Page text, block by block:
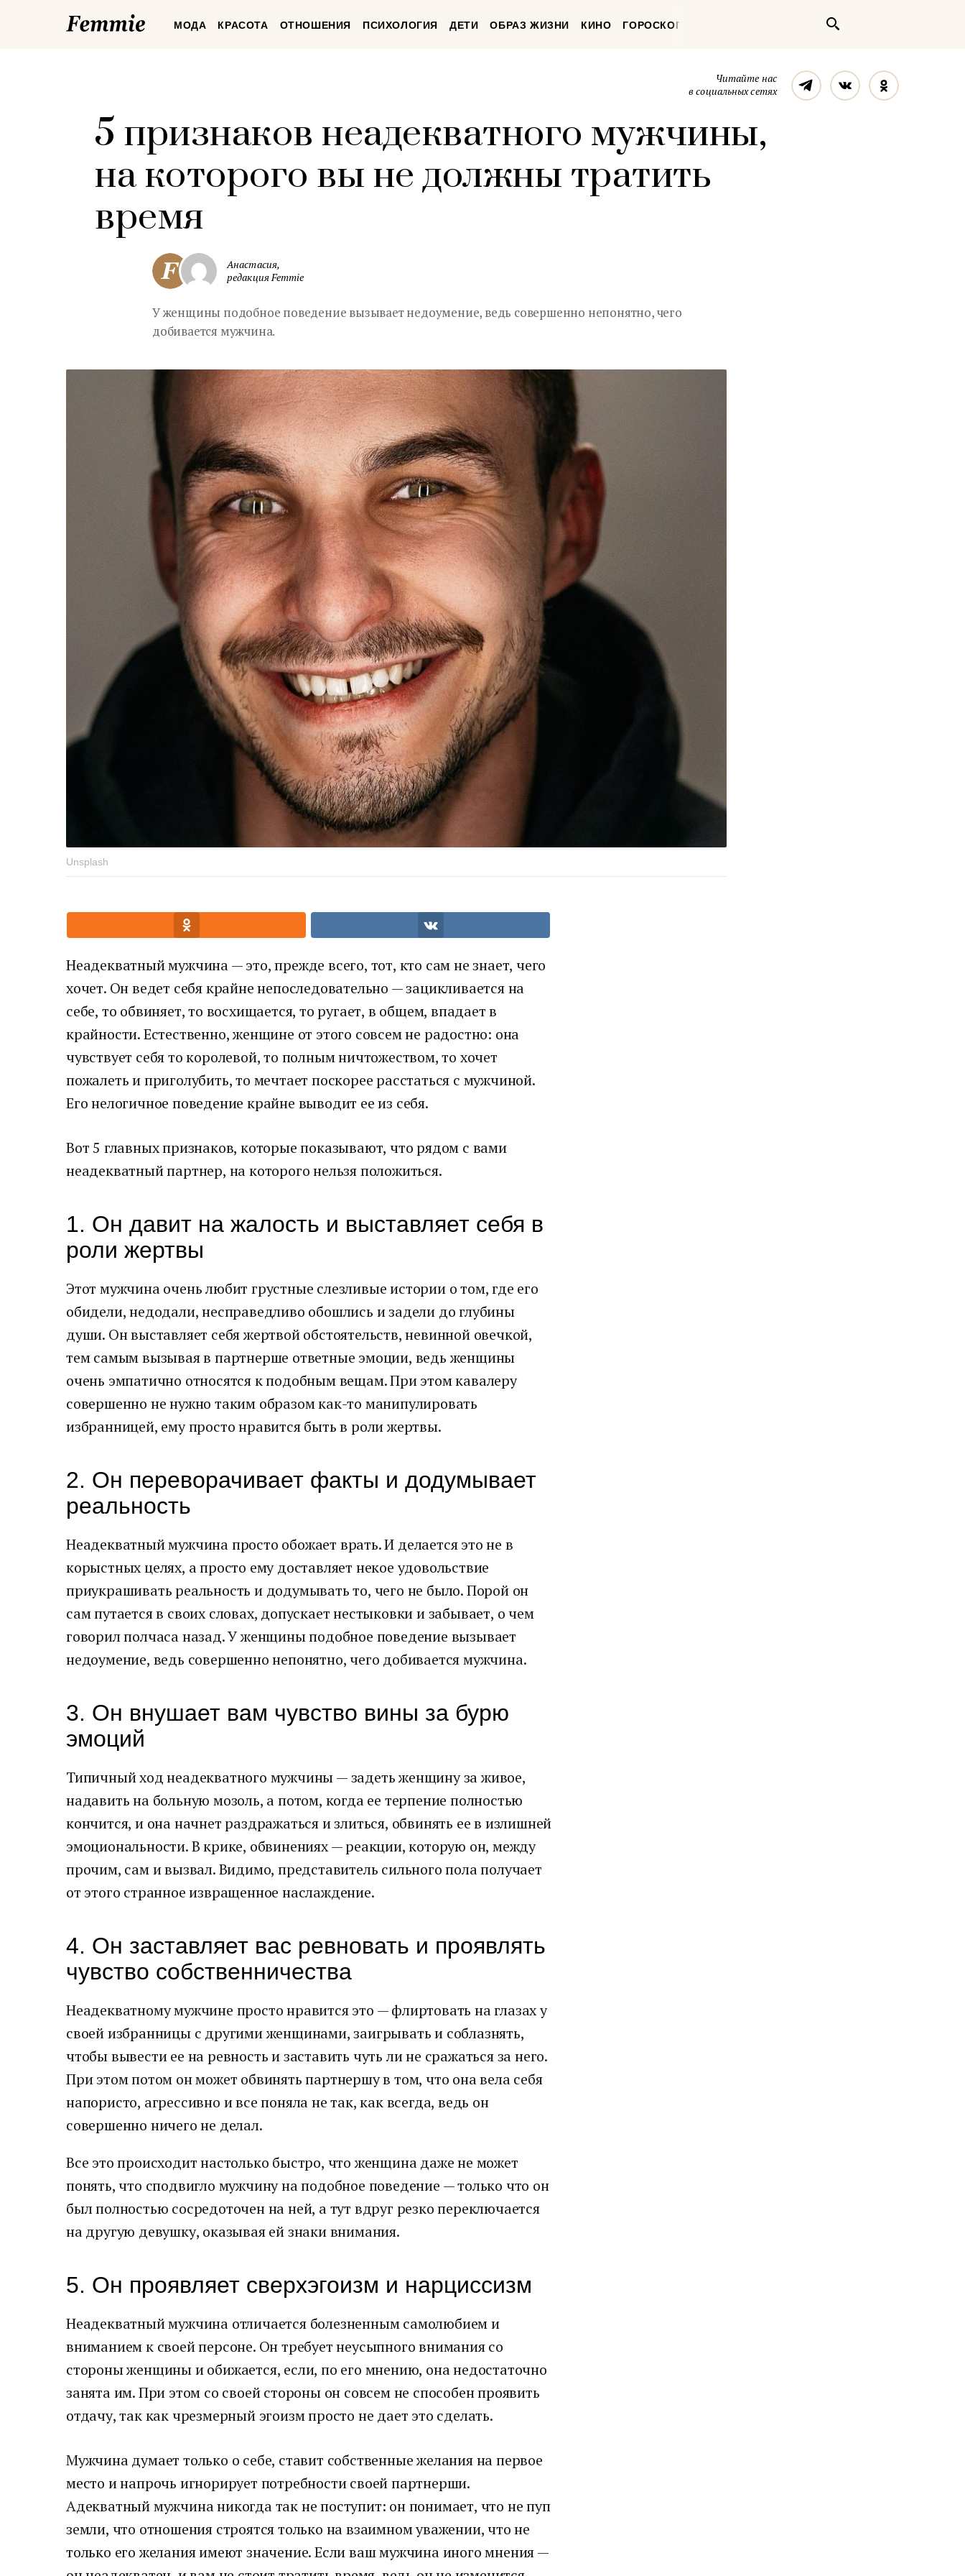
FemmieМОДА КРАСОТА ОТНОШЕНИЯ ПСИХОЛОГИЯ ДЕТИ ОБРАЗ ЖИЗНИ КИНО ГОРОСКОП
Читайте нас
в социальных сетях
ТелеграмВконтакте
5 признаков неадекватного мужчины,
на которого вы не должны тратить
время
Анастасия,
редакция Femmie
У женщины подобное поведение вызывает недоумение, ведь совершенно непонятно, чего
добивается мужчина.
Unsplash
Неадекватный мужчина — это, прежде всего, тот, кто сам не знает, чего
хочет. Он ведет себя крайне непоследовательно — зацикливается на
себе, то обвиняет, то восхищается, то ругает, в общем, впадает в
крайности. Естественно, женщине от этого совсем не радостно: она
чувствует себя то королевой, то полным ничтожеством, то хочет
пожалеть и приголубить, то мечтает поскорее расстаться с мужчиной.
Его нелогичное поведение крайне выводит ее из себя.
Вот 5 главных признаков, которые показывают, что рядом с вами
неадекватный партнер, на которого нельзя положиться.
1. Он давит на жалость и выставляет себя в
роли жертвы
Этот мужчина очень любит грустные слезливые истории о том, где его
обидели, недодали, несправедливо обошлись и задели до глубины
души. Он выставляет себя жертвой обстоятельств, невинной овечкой,
тем самым вызывая в партнерше ответные эмоции, ведь женщины
очень эмпатично относятся к подобным вещам. При этом кавалеру
совершенно не нужно таким образом как-то манипулировать
избранницей, ему просто нравится быть в роли жертвы.
2. Он переворачивает факты и додумывает
реальность
Неадекватный мужчина просто обожает врать. И делается это не в
корыстных целях, а просто ему доставляет некое удовольствие
приукрашивать реальность и додумывать то, чего не было. Порой он
сам путается в своих словах, допускает нестыковки и забывает, о чем
говорил полчаса назад. У женщины подобное поведение вызывает
недоумение, ведь совершенно непонятно, чего добивается мужчина.
3. Он внушает вам чувство вины за бурю
эмоций
Типичный ход неадекватного мужчины — задеть женщину за живое,
надавить на больную мозоль, а потом, когда ее терпение полностью
кончится, и она начнет раздражаться и злиться, обвинять ее в излишней
эмоциональности. В крике, обвинениях — реакции, которую он, между
прочим, сам и вызвал. Видимо, представитель сильного пола получает
от этого странное извращенное наслаждение.
4. Он заставляет вас ревновать и проявлять
чувство собственничества
Неадекватному мужчине просто нравится это — флиртовать на глазах у
своей избранницы с другими женщинами, заигрывать и соблазнять,
чтобы вывести ее на ревность и заставить чуть ли не сражаться за него.
При этом потом он может обвинять партнершу в том, что она вела себя
напористо, агрессивно и все поняла не так, как всегда, ведь он
совершенно ничего не делал.
Все это происходит настолько быстро, что женщина даже не может
понять, что сподвигло мужчину на подобное поведение — только что он
был полностью сосредоточен на ней, а тут вдруг резко переключается
на другую девушку, оказывая ей знаки внимания.
5. Он проявляет сверхэгоизм и нарциссизм
Неадекватный мужчина отличается болезненным самолюбием и
вниманием к своей персоне. Он требует неусыпного внимания со
стороны женщины и обижается, если, по его мнению, она недостаточно
занята им. При этом со своей стороны он совсем не способен проявить
отдачу, так как чрезмерный эгоизм просто не дает это сделать.
Мужчина думает только о себе, ставит собственные желания на первое
место и напрочь игнорирует потребности своей партнерши.
Адекватный мужчина никогда так не поступит: он понимает, что не пуп
земли, что отношения строятся только на взаимном уважении, что не
только его желания имеют значение. Если ваш мужчина иного мнения —